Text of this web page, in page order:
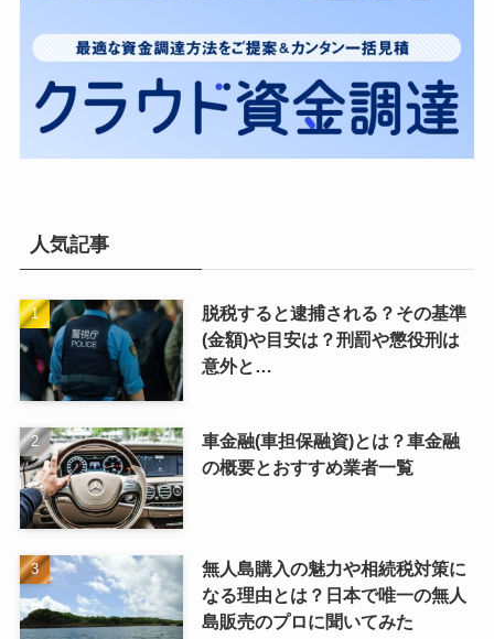
人気記事
脱税すると逮捕される？その基準
(金額)や目安は？刑罰や懲役刑は
意外と…
車金融(車担保融資)とは？車金融
の概要とおすすめ業者一覧
無人島購入の魅力や相続税対策に
なる理由とは？日本で唯一の無人
島販売のプロに聞いてみた